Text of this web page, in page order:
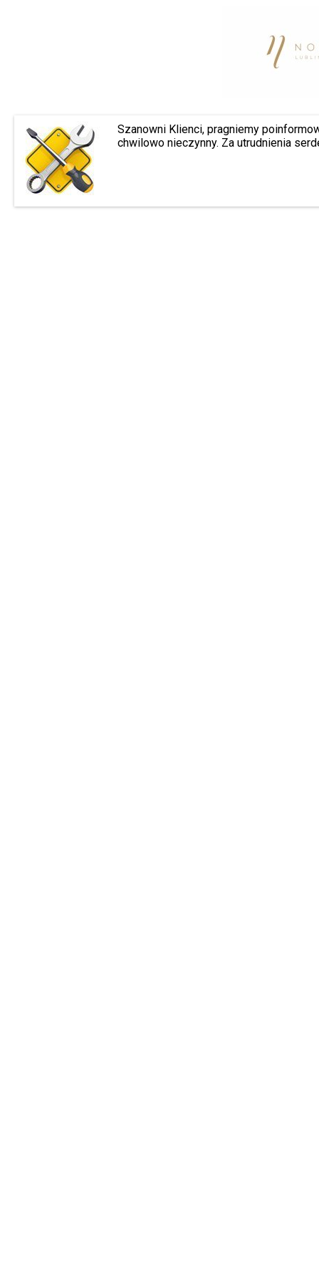
Szanowni Klienci, pragniemy
chwilowo nieczynny. Za utrudnienia